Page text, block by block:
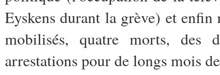
Eyskens durant la grève) et
mobilisés, quatre morts, des
arrestations pour de longs mois